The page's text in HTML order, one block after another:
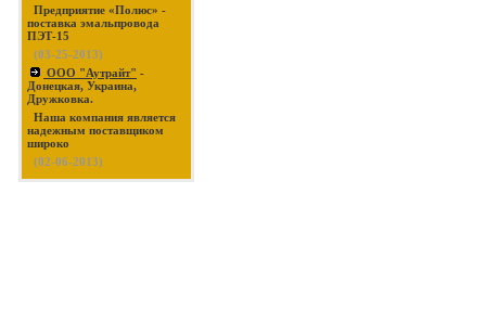
Предприятие «Полюс» -
поставка эмальпровода
ПЭТ-15
(03-25-2013)
ООО "Аутрайт" -
Донецкая, Украина,
Дружковка.
Наша компания является
надежным поставщиком
широко
(02-06-2013)